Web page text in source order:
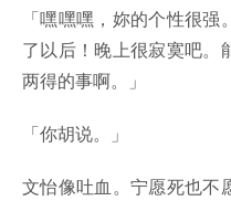
「嘿嘿嘿，妳的个性很
了以后！晚上很寂寞吧。
两得的事啊。」
「你胡说。」
文怡像吐血。宁愿死也不